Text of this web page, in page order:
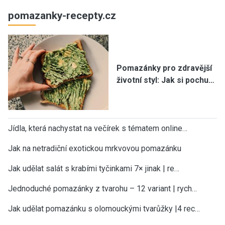
pomazanky-recepty.cz
Pomazánky pro zdravější
životní styl: Jak si pochu…
Jídla, která nachystat na večírek s tématem online…
Jak na netradiční exotickou mrkvovou pomazánku
Jak udělat salát s krabími tyčinkami 7× jinak | re…
Jednoduché pomazánky z tvarohu – 12 variant | rych…
Jak udělat pomazánku s olomouckými tvarůžky |4 rec…